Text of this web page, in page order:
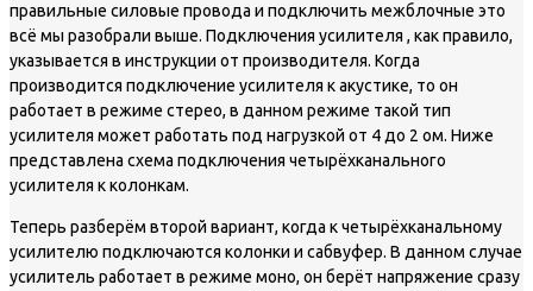
правильные силовые провода и подключить межблочные это
всё мы разобрали выше. Подключения усилителя , как правило,
указывается в инструкции от производителя. Когда
производится подключение усилителя к акустике, то он
работает в режиме стерео, в данном режиме такой тип
усилителя может работать под нагрузкой от 4 до 2 ом. Ниже
представлена схема подключения четырёхканального
усилителя к колонкам.
Теперь разберём второй вариант, когда к четырёхканальному
усилителю подключаются колонки и сабвуфер. В данном случае
усилитель работает в режиме моно, он берёт напряжение сразу